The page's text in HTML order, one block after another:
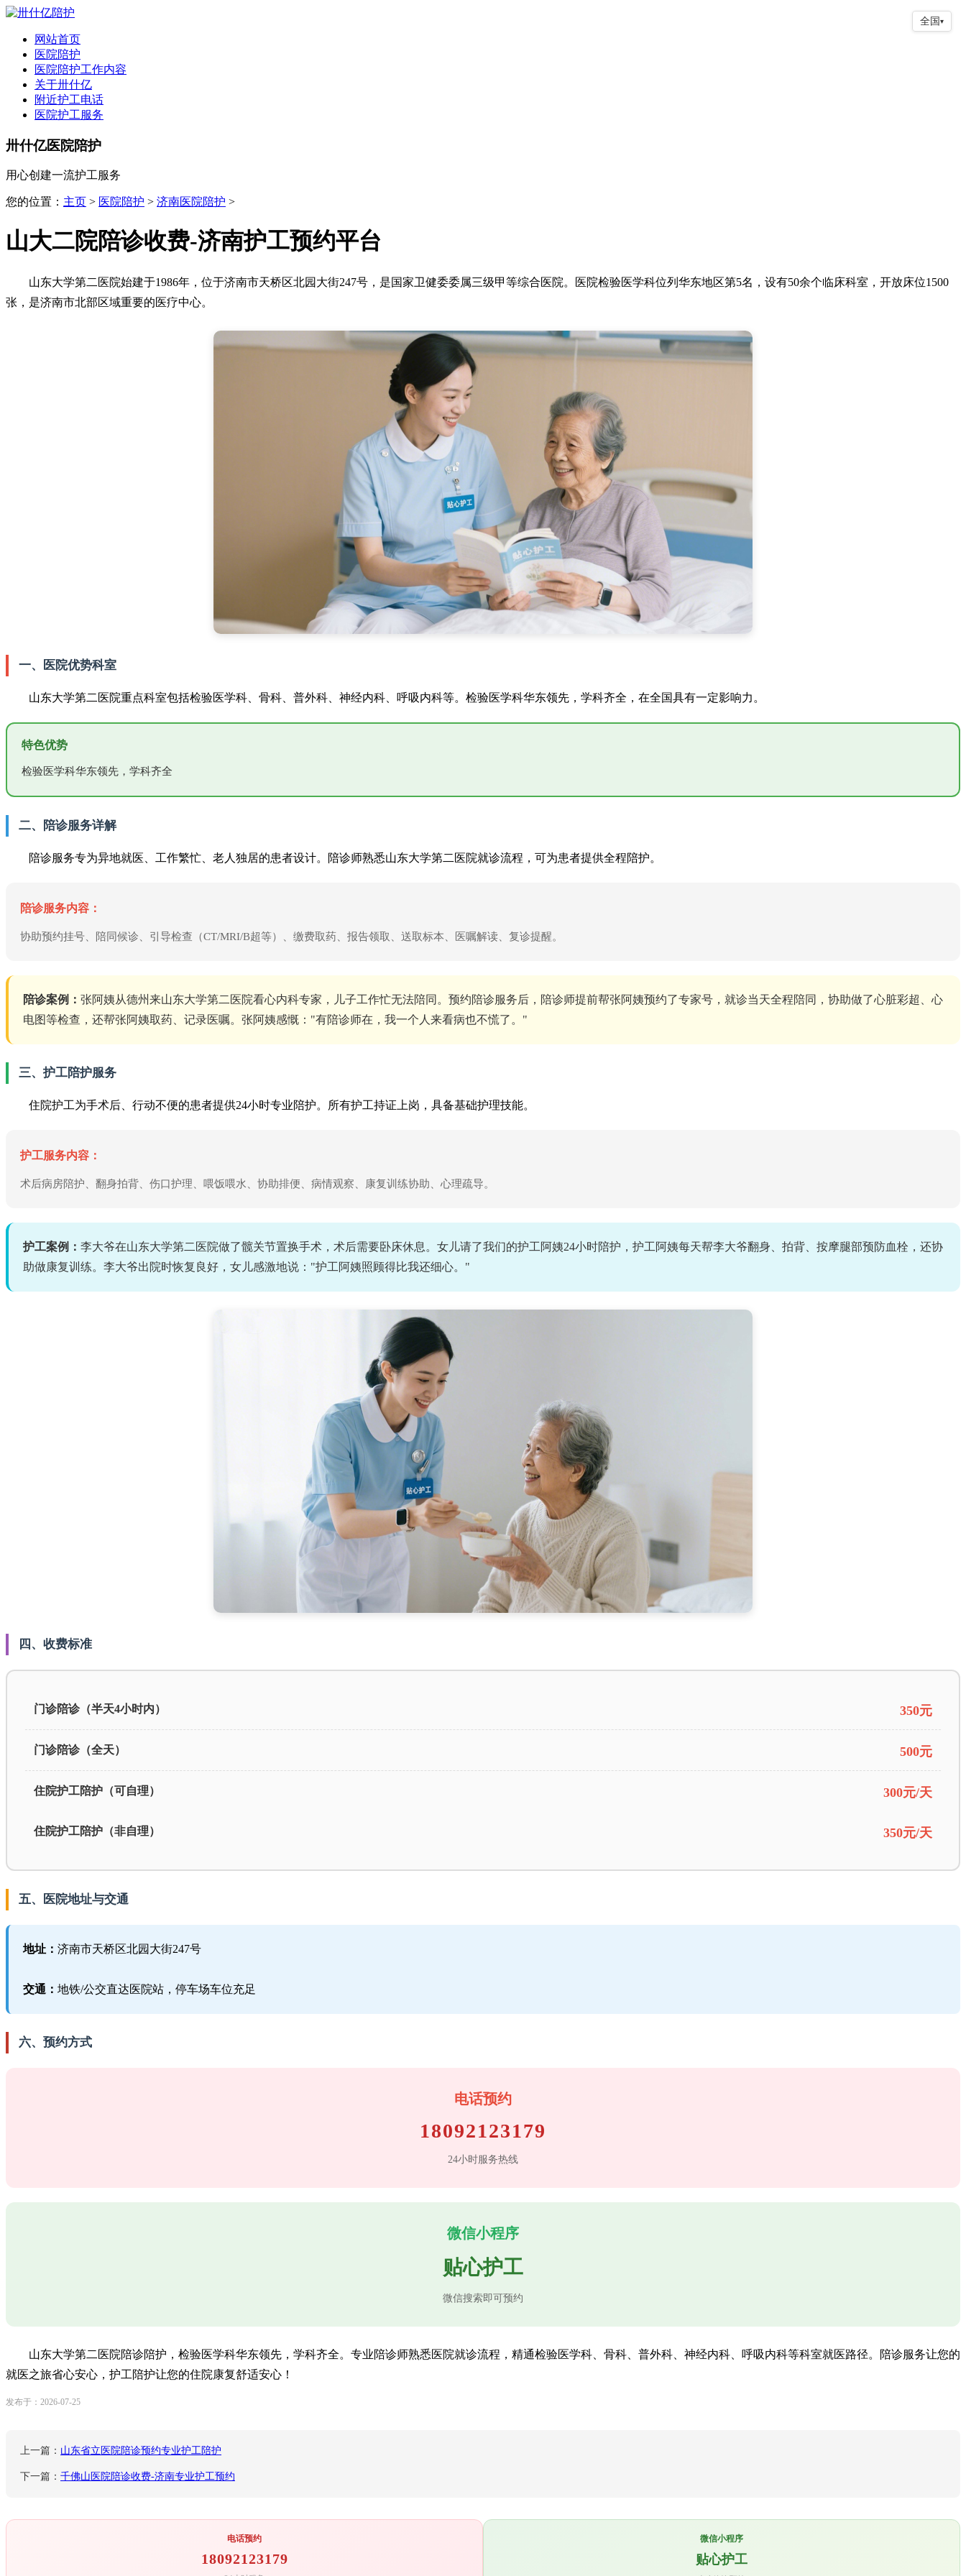
网站首页
医院陪护
医院陪护工作内容
关于卅什亿
附近护工电话
医院护工服务
全国▾
卅什亿医院陪护
用心创建一流护工服务
您的位置： 主页 > 医院陪护 > 济南医院陪护 >
山大二院陪诊收费-济南护工预约平台
山东大学第二医院始建于1986年，位于济南市天桥区北园大街247号，是国家卫健委委属三级甲等综合医院。医院检验医学科位列华东地区第5名，设有50余个临床科室，开放床位1500
张，是济南市北部区域重要的医疗中心。
一、医院优势科室
山东大学第二医院重点科室包括检验医学科、骨科、普外科、神经内科、呼吸内科等。检验医学科华东领先，学科齐全，在全国具有一定影响力。
特色优势
检验医学科华东领先，学科齐全
二、陪诊服务详解
陪诊服务专为异地就医、工作繁忙、老人独居的患者设计。陪诊师熟悉山东大学第二医院就诊流程，可为患者提供全程陪护。
陪诊服务内容：
协助预约挂号、陪同候诊、引导检查（CT/MRI/B超等）、缴费取药、报告领取、送取标本、医嘱解读、复诊提醒。
陪诊案例： 张阿姨从德州来山东大学第二医院看心内科专家，儿子工作忙无法陪同。预约陪诊服务后，陪诊师提前帮张阿姨预约了专家号，就诊当天全程陪同，协助做了心脏彩超、心
电图等检查，还帮张阿姨取药、记录医嘱。张阿姨感慨："有陪诊师在，我一个人来看病也不慌了。"
三、护工陪护服务
住院护工为手术后、行动不便的患者提供24小时专业陪护。所有护工持证上岗，具备基础护理技能。
护工服务内容：
术后病房陪护、翻身拍背、伤口护理、喂饭喂水、协助排便、病情观察、康复训练协助、心理疏导。
护工案例： 李大爷在山东大学第二医院做了髋关节置换手术，术后需要卧床休息。女儿请了我们的护工阿姨24小时陪护，护工阿姨每天帮李大爷翻身、拍背、按摩腿部预防血栓，还协
助做康复训练。李大爷出院时恢复良好，女儿感激地说："护工阿姨照顾得比我还细心。"
四、收费标准
门诊陪诊（半天4小时内） 350元
门诊陪诊（全天） 500元
住院护工陪护（可自理） 300元/天
住院护工陪护（非自理） 350元/天
五、医院地址与交通
地址： 济南市天桥区北园大街247号
交通： 地铁/公交直达医院站，停车场车位充足
六、预约方式
电话预约
18092123179
24小时服务热线
微信小程序
贴心护工
微信搜索即可预约
山东大学第二医院陪诊陪护，检验医学科华东领先，学科齐全。专业陪诊师熟悉医院就诊流程，精通检验医学科、骨科、普外科、神经内科、呼吸内科等科室就医路径。陪诊服务让您的
就医之旅省心安心，护工陪护让您的住院康复舒适安心！
发布于：2026-07-25
上一篇： 山东省立医院陪诊预约专业护工陪护
下一篇： 千佛山医院陪诊收费-济南专业护工预约
电话预约
18092123179
微信小程序
贴心护工